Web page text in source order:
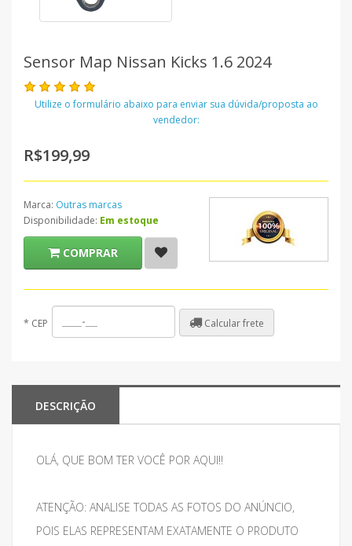
Sensor Map Nissan Kicks 1.6 2024
Utilize o formulário abaixo para enviar sua dúvida/proposta ao
vendedor:
R$199,99
Marca: Outras marcas
Disponibilidade: Em estoque
COMPRAR
* CEP Calcular frete
DESCRIÇÃO
OLÁ, QUE BOM TER VOCÊ POR AQUI!!
ATENÇÃO: ANALISE TODAS AS FOTOS DO ANÚNCIO,
POIS ELAS REPRESENTAM EXATAMENTE O PRODUTO